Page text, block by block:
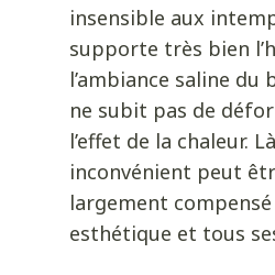
insensible aux
supporte très bien
l’ambiance saline du
ne subit pas de
l’effet de la chaleur.
inconvénient peut
largement
esthétique et tous